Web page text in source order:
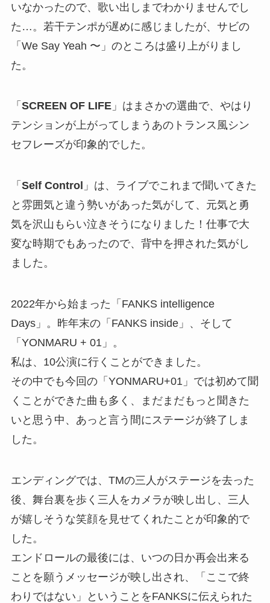
いなかったので、歌い出しまでわかりませんでし
た…。若干テンポが遅めに感じましたが、サビの
「We Say Yeah 〜」のところは盛り上がりまし
た。
「 SCREEN OF LIFE」はまさかの選曲で、やはり
テンションが上がってしまうあのトランス風シン
セフレーズが印象的でした。
「 Self Control 」は、ライブでこれまで聞いてきた
と雰囲気と違う勢いがあった気がして、元気と勇
気を沢山もらい泣きそうになりました！仕事で大
変な時期でもあったので、背中を押された気がし
ました。
2022年から始まった「FANKS intelligence
Days」。昨年末の「FANKS inside」、そして
「YONMARU + 01」。
私は、10公演に行くことができました。
その中でも今回の「YONMARU+01」では初めて聞
くことができた曲も多く、まだまだもっと聞きた
いと思う中、あっと言う間にステージが終了しま
した。
エンディングでは、TMの三人がステージを去った
後、舞台裏を歩く三人をカメラが映し出し、三人
が嬉しそうな笑顔を見せてくれたことが印象的で
した。
エンドロールの最後には、いつの日か再会出来る
ことを願うメッセージが映し出され、「ここで終
わりではない」ということをFANKSに伝えられた